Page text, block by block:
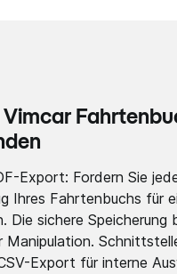
Vimcar
Export: Fordern Sie
Ihres Fahrtenbuchs für
Die sichere Speicherung
Export für interne